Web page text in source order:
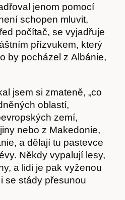
jenom pomocí
schopen mluvit,
počítač, se vyjadřuje
přízvukem, který
by pocházel z Albánie,
jsem si zmateně, „co
oblastí,
zemí,
nebo z Makedonie,
a dělají tu pastevce
Ně­kdy vypalují lesy,
a lidi je pak vyženou
se stády přesunou